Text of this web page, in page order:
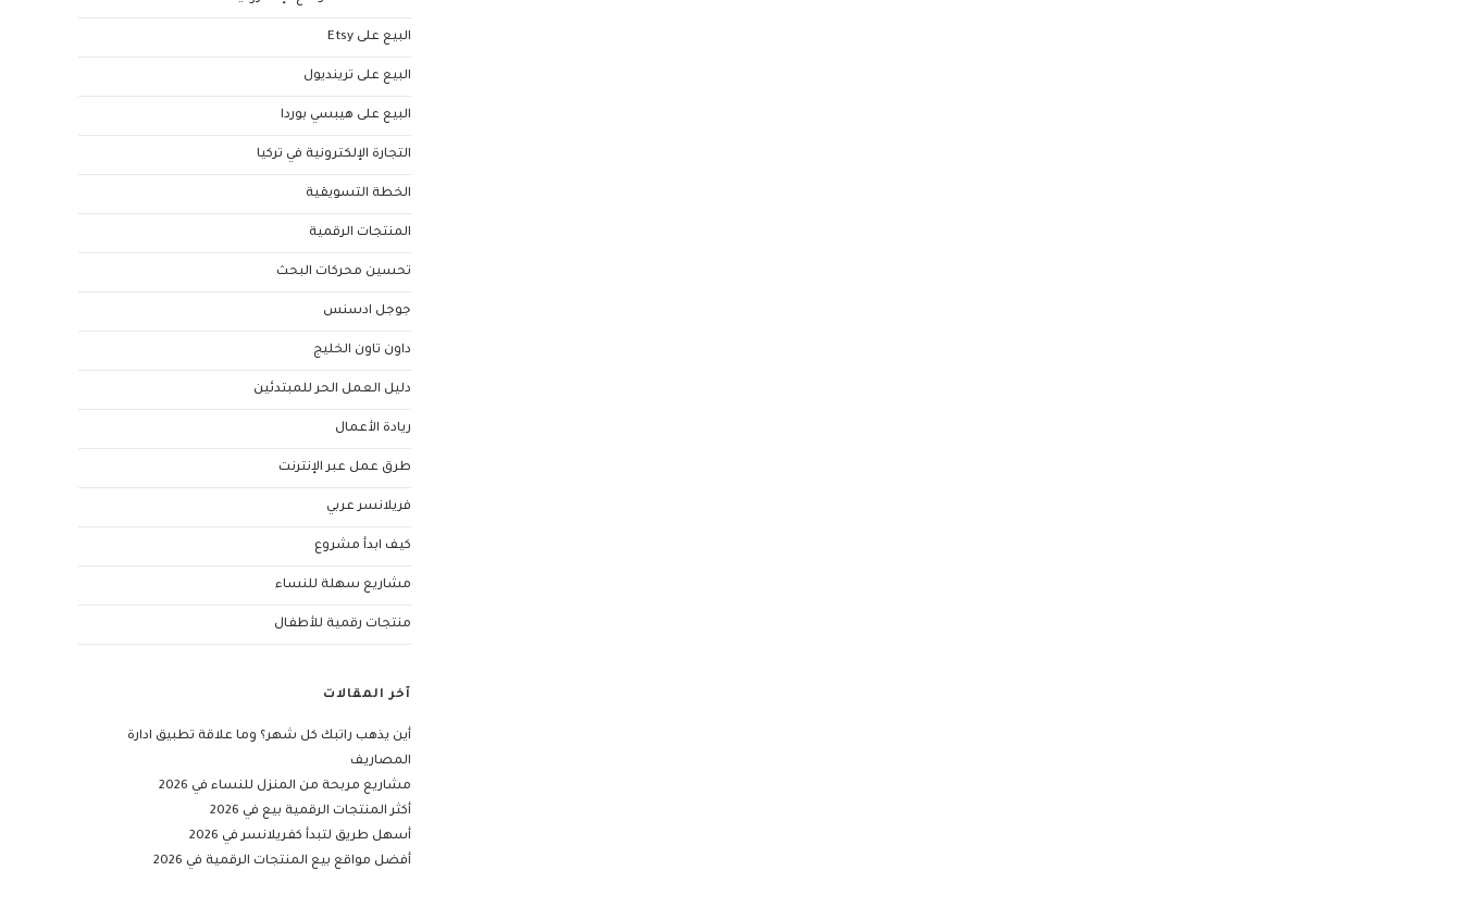
البيع على Etsy
البيع على ترينديول
البيع على هيبسي بوردا
التجارة الإلكترونية في تركيا
الخطة التسويقية
المنتجات الرقمية
تحسين محركات البحث
جوجل ادسنس
داون تاون الخليج
دليل العمل الحر للمبتدئين
ريادة الأعمال
طرق عمل عبر الإنترنت
فريلانسر عربي
كيف ابدأ مشروع
مشاريع سهلة للنساء
منتجات رقمية للأطفال
آخر المقالات
أين يذهب راتبك كل شهر؟ وما علاقة تطبيق ادارة
المصاريف
مشاريع مربحة من المنزل للنساء في 2026
أكثر المنتجات الرقمية بيع في 2026
أسهل طريق لتبدأ كفريلانسر في 2026
أفضل مواقع بيع المنتجات الرقمية في 2026